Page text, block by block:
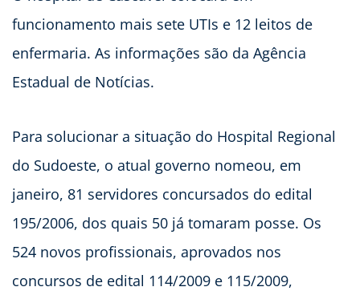
funcionamento mais sete UTIs e 12 leitos de
enfermaria. As informações são da Agência
Estadual de Notícias.
Para solucionar a situação do Hospital Regional
do Sudoeste, o atual governo nomeou, em
janeiro, 81 servidores concursados do edital
195/2006, dos quais 50 já tomaram posse. Os
524 novos profissionais, aprovados nos
concursos de edital 114/2009 e 115/2009,